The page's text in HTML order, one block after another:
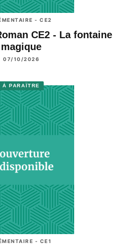
- CE2
CE2 - La fontaine
magique
07/10/2026
À PARAÎTRE
- CE1